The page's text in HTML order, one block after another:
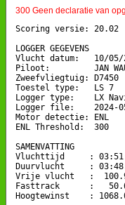
300 Geen declaratie van
Scoring versie: 20.02
LOGGER GEGEVENS
Vlucht datum:   10/05/
Piloot:         JAN
Zweefvliegtuig: D7450
Toestel type:   LS 7
Logger type:    LX
Logger file:    2024-
Motor detectie: ENL
ENL Threshold:  300
SAMENVATTING
Vluchttijd     :
Duurvlucht     :
Vrije vlucht   :
Fasttrack      :   50.6
Hoogtewinst    :